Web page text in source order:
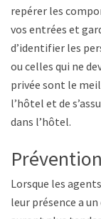
repérer les
vos entrées et
d’identifier les
ou celles qui ne
privée sont le
l’hôtel et de
dans l’hôtel.
Lorsque les
leur présence a